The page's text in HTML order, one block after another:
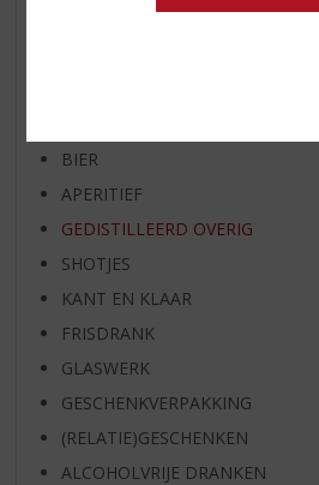
SPIRIT VAN DE MAAND
BIER
APERITIEF
GEDISTILLEERD OVERIG
SHOTJES
KANT EN KLAAR
FRISDRANK
GLASWERK
GESCHENKVERPAKKING
(RELATIE)GESCHENKEN
ALCOHOLVRIJE DRANKEN